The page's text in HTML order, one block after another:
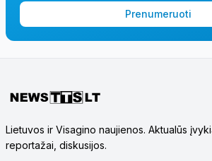
Prenumeruoti
Lietuvos ir Visagino naujienos. Aktualūs
reportažai, diskusijos.